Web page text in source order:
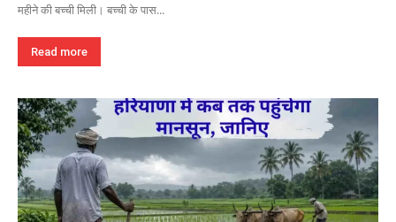
महीने की बच्ची मिली। बच्ची के पास...
Read more